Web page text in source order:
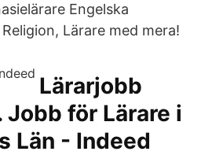
Engelska
Lärare med mera!
Lärarjobb
för Lärare i
Län - Indeed